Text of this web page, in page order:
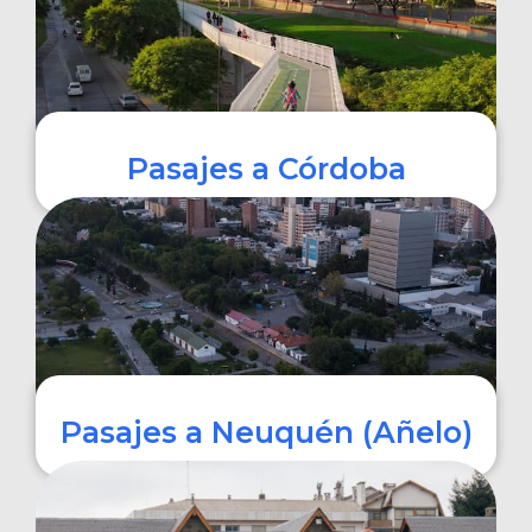
Pasajes a Córdoba
COMPRAR
Pasajes a Neuquén (Añelo)
COMPRAR